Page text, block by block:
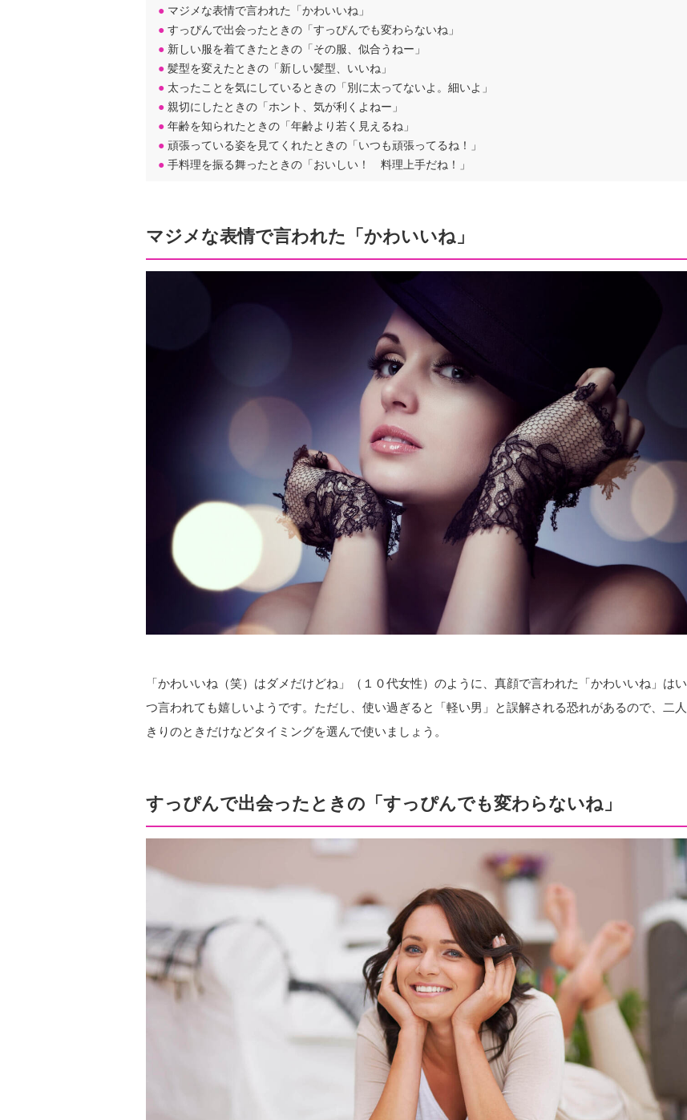
● マジメな表情で言われた「かわいいね」
● すっぴんで出会ったときの「すっぴんでも変わらないね」
● 新しい服を着てきたときの「その服、似合うねー」
● 髪型を変えたときの「新しい髪型、いいね」
● 太ったことを気にしているときの「別に太ってないよ。細いよ」
● 親切にしたときの「ホント、気が利くよねー」
● 年齢を知られたときの「年齢より若く見えるね」
● 頑張っている姿を見てくれたときの「いつも頑張ってるね！」
● 手料理を振る舞ったときの「おいしい！ 料理上手だね！」
マジメな表情で言われた「かわいいね」
「かわいいね（笑）はダメだけどね」（１０代女性）のように、真顔で言われた「かわいいね」はい
つ言われても嬉しいようです。ただし、使い過ぎると「軽い男」と誤解される恐れがあるので、二人
きりのときだけなどタイミングを選んで使いましょう。
すっぴんで出会ったときの「すっぴんでも変わらないね」